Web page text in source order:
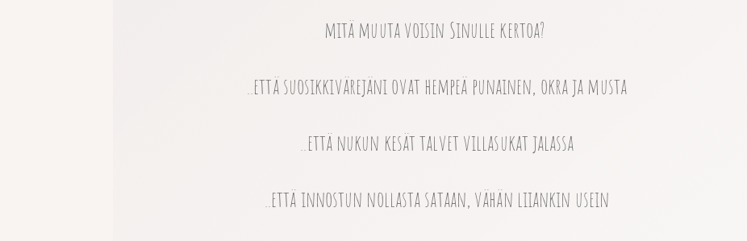
mitä muuta voisin Sinulle kertoa?
..että suosikkivärejäni ovat hempeä punainen, okra ja musta
..että nukun kesät talvet villasukat jalassa
..että innostun nollasta sataan, vähän liiankin usein